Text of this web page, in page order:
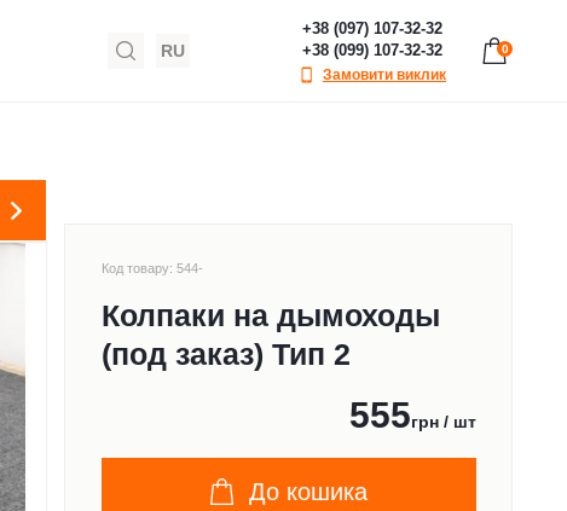
RU
+38 (097) 107-32-32
+38 (099) 107-32-32
Замовити виклик
0
Код товару: 544-
Колпаки на дымоходы
(под заказ) Тип 2
555грн / шт
До кошика